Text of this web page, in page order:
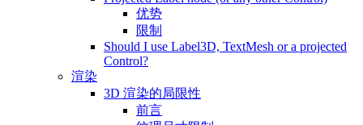
优势
限制
Should I use Label3D, TextMesh or a projected
Control?
渲染
3D 渲染的局限性
前言